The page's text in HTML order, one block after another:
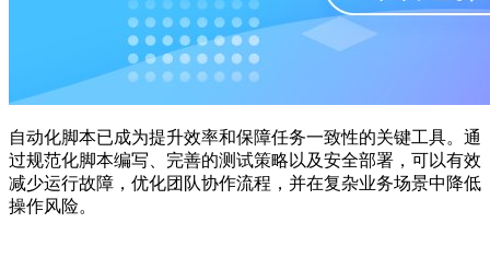
自动化脚本已成为提升效率和保障任务一致性的关键工具。通
过规范化脚本编写、完善的测试策略以及安全部署，可以有效
减少运行故障，优化团队协作流程，并在复杂业务场景中降低
操作风险。